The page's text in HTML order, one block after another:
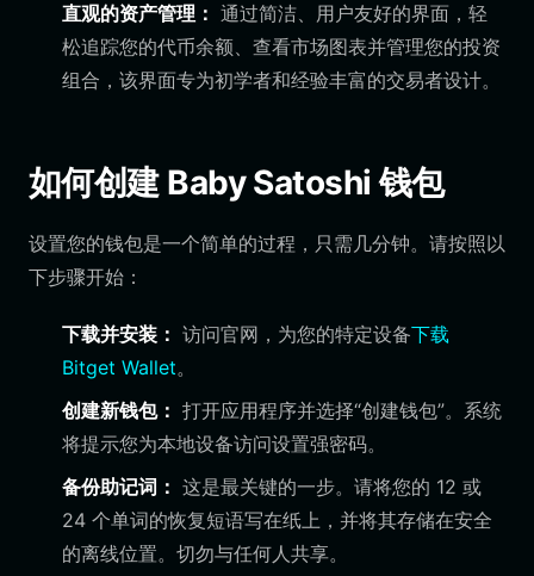
直观的资产管理： 通过简洁、用户友好的界面，轻
松追踪您的代币余额、查看市场图表并管理您的投资
组合，该界面专为初学者和经验丰富的交易者设计。
如何创建 Baby Satoshi 钱包
设置您的钱包是一个简单的过程，只需几分钟。请按照以
下步骤开始：
下载并安装： 访问官网，为您的特定设备下载
Bitget Wallet。
创建新钱包： 打开应用程序并选择“创建钱包”。系统
将提示您为本地设备访问设置强密码。
备份助记词： 这是最关键的一步。请将您的 12 或
24 个单词的恢复短语写在纸上，并将其存储在安全
的离线位置。切勿与任何人共享。